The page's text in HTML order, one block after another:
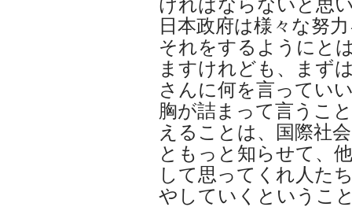
ければならないと思
日本政府は様々な努
それをするようにと
ますけれども、まず
さんに何を言ってい
胸が詰まって言うこ
えることは、国際社
ともっと知らせて、
して思ってくれ人た
やしていくというこ